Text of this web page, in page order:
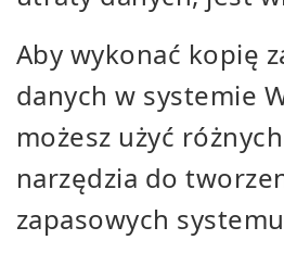
Aby wykonać kopię
danych w systemie
możesz użyć
narzędzia do
zapasowych